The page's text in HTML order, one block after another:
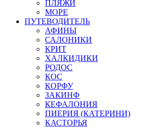
ПЛЯЖИ
МОРЕ
ПУТЕВОДИТЕЛЬ
АФИНЫ
САЛОНИКИ
КРИТ
ХАЛКИДИКИ
РОДОС
КОС
КОРФУ
ЗАКИНФ
КЕФАЛОНИЯ
ПИЕРИЯ (КАТЕРИНИ)
КАСТОРЬЯ